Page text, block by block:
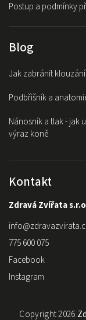
Postup a podmínky
Blog
Jak zabránit
Podbřišník a
Nánosník a tlak - jak
výraz koně
Kontakt
Zdravá Zvířata
info@
775 600 075
Facebook
Instagram
Copyright 2026